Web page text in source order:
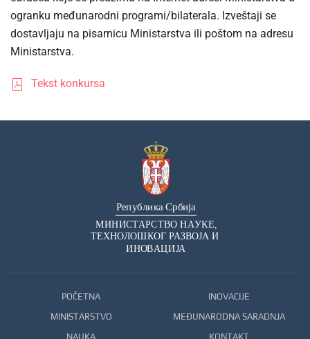
ogranku međunarodni programi/bilaterala. Izveštaji se
dostavljaju na pisarnicu Ministarstva ili poštom na adresu
Ministarstva.
Tekst konkursa
POČETNA
MINISTARSTVO
NAUKA
INOVACIJE
MEĐUNARODNA SARADNJA
KONTAKT